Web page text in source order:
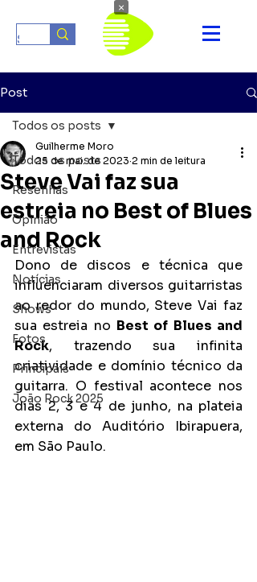
Post
Todos os posts
Resenhas
Opinião
Entrevistas
Notícias
Shows
Fotos
Principais
João Rock 2025
Todos os posts
Steve Vai faz sua
estreia no Best of Blues
and Rock
Guilherme Moro
25 de mai. de 2023 2 min de leitura
Dono de discos e técnica que
influenciaram diversos guitarristas
ao redor do mundo, Steve Vai faz
sua estreia no Best of Blues and
Rock, trazendo sua infinita
criatividade e domínio técnico da
guitarra. O festival acontece nos
dias 2, 3 e 4 de junho, na plateia
externa do Auditório Ibirapuera,
em São Paulo.
×